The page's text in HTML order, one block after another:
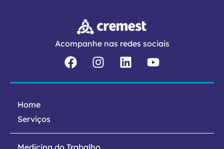
Acompanhe nas redes sociais
Home
Serviços